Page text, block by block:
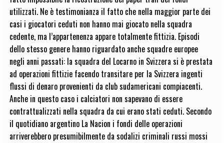
utilizzati. Ne è testimonianza il fatto che nella maggior parte dei
casi i giocatori ceduti non hanno mai giocato nella squadra
cedente, ma l’appartenenza appare totalmente fittizia. Episodi
dello stesso genere hanno riguardato anche squadre europee
negli anni passati: la squadra del Locarno in Svizzera si è prestata
ad operazioni fittizie facendo transitare per la Svizzera ingenti
flussi di denaro provenienti da club sudamericani compiacenti.
Anche in questo caso i calciatori non sapevano di essere
contrattualizzati nella squadra da cui erano stati ceduti. Secondo
il quotidiano argentino La Nacion i fondi delle operazioni
arriverebbero presumibilmente da sodalizi criminali russi mossi